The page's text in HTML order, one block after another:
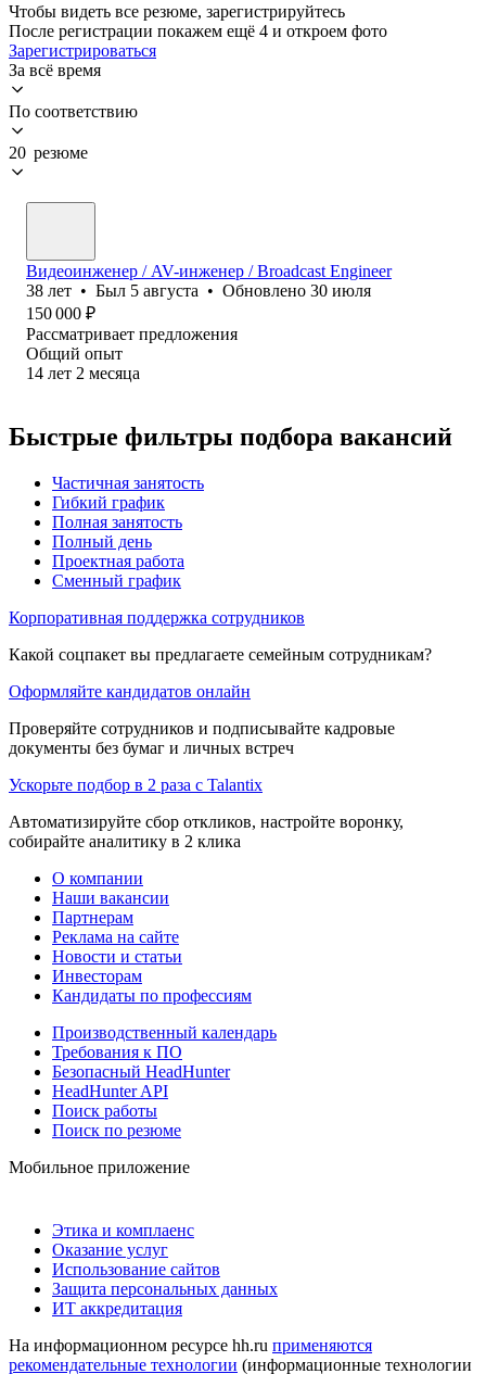
Чтобы видеть все резюме, зарегистрируйтесь
После регистрации покажем ещё 4 и откроем фото
Зарегистрироваться
За всё время
По соответствию
20 резюме
Видеоинженер / AV-инженер / Broadcast Engineer
38 лет • Был 5 августа • Обновлено 30 июля
150 000 ₽
Рассматривает предложения
Общий опыт
14 лет 2 месяца
Быстрые фильтры подбора вакансий
Частичная занятость
Гибкий график
Полная занятость
Полный день
Проектная работа
Сменный график
Корпоративная поддержка сотрудников
Какой соцпакет вы предлагаете семейным сотрудникам?
Оформляйте кандидатов онлайн
Проверяйте сотрудников и подписывайте кадровые
документы без бумаг и личных встреч
Ускорьте подбор в 2 раза с Talantix
Автоматизируйте сбор откликов, настройте воронку,
собирайте аналитику в 2 клика
О компании
Наши вакансии
Партнерам
Реклама на сайте
Новости и статьи
Инвесторам
Кандидаты по профессиям
Производственный календарь
Требования к ПО
Безопасный HeadHunter
HeadHunter API
Поиск работы
Поиск по резюме
Мобильное приложение
Этика и комплаенс
Оказание услуг
Использование сайтов
Защита персональных данных
ИТ аккредитация
На информационном ресурсе hh.ru применяются
рекомендательные технологии (информационные технологии